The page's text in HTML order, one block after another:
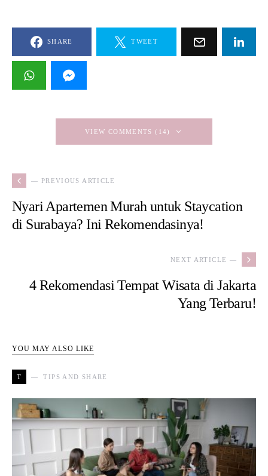
SHARE TWEET
VIEW COMMENTS (14)
— PREVIOUS ARTICLE
Nyari Apartemen Murah untuk Staycation
di Surabaya? Ini Rekomendasinya!
NEXT ARTICLE —
4 Rekomendasi Tempat Wisata di Jakarta
Yang Terbaru!
YOU MAY ALSO LIKE
T TIPS AND SHARE